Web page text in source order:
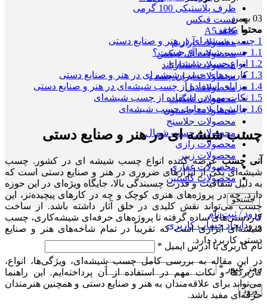
ظرف پلاستیکی 100 گرمی
فست فیکس
کاغذ A5
محصولات آرازیم
محصولات آک فیکس
محصولات استارباند
محصولات ایران چسب
محصولات بل
محصولات تانگیت
محصولات جانسون
محصولات جلاسنج
محصولات چسب شمال
محصولات رازی
محصولات زیپر
محصولات غفاری
محصولات کاسپین
جستجو
ورود / ثبت نام
ورود ایجاد حساب کاربری
نام کاربری یا آدرس ایمیل *
رمز عبور *
ورود
03 بهمن
محتوا مخفی
1 چسب شیشه‌ ای در هنر و صنایع دستی
1.1 چسب شیشه‌ای چیست؟
1.2 انواع چسب شیشه‌ای
1.3 کاربردهای چسب شیشه‌ ای در هنر و صنایع دستی
1.4 مزایای استفاده از چسب شیشه‌ای در هنر و صنایع دستی
1.5 نکات مهم در استفاده از چسب شیشه‌ای
1.6 چالش‌ها و معایب چسب شیشه‌ای
چسب شیشه‌ ای در هنر و صنایع دستی
آنی چسبعرضه کننده انواع چسب شیشه ای در کشور. چسب
شیشه‌ای یکی از ابزارهای ضروری در هنر و صنایع دستی است که
به دلیل شفافیت و قدرت چسبندگی بالا، جایگاه ویژه‌ای در این حوزه
دارد. چه در پروژه‌های هنری کوچک و چه در کارهای پیچیده‌تر، این
چسب می‌تواند نقش کلیدی در خلق آثار داشته باشد. از ساخت
کاردستی‌های ساده گرفته تا پروژه‌های حرفه‌ای شیشه‌کاری، چسب
شیشه‌ای ابزاری است که تقریباً در تمام شاخه‌های هنر و صنایع
دستی کاربرد دارد.
در این مقاله به بررسی کامل چسب شیشه‌ای، ویژگی‌ها، انواع،
کاربردها و نکات مهم در استفاده از آن پرداخته‌ایم. این راهنما
می‌تواند برای علاقه‌مندان به هنر و صنایع دستی و همچنین هنرمندان
حرفه‌ای مفید باشد.